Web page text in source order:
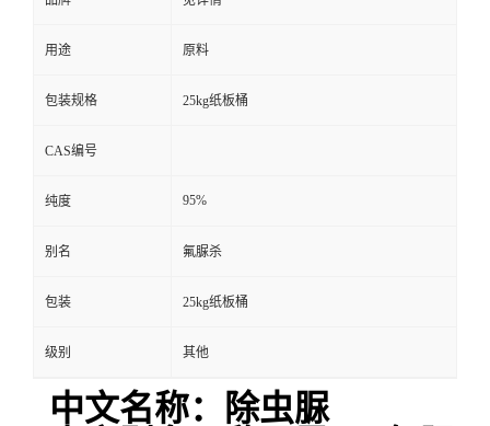
用途 原料
包装规格 25kg纸板桶
CAS编号
纯度 95%
别名 氟脲杀
包装 25kg纸板桶
级别 其他
中文名称：除虫脲